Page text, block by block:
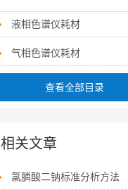
液相色谱仪耗材
气相色谱仪耗材
查看全部目录
相关文章
氯膦酸二钠标准分析方法